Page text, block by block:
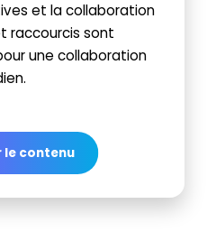
et la collaboration
raccourcis sont
une collaboration
le contenu